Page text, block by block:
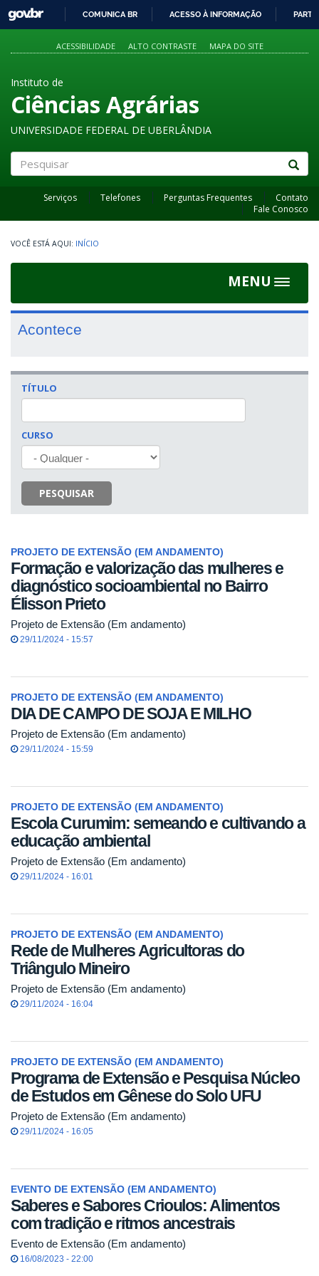
PARA
O
GOVBR
COMUNICA BR ACESSO À INFORMAÇÃO
ACESSIBILIDADE ALTO CONTRASTE MAPA DO SITE
Instituto de
Ciências Agrárias
UNIVERSIDADE FEDERAL DE UBERLÂNDIA
Serviços Telefones Perguntas Frequentes
Contato
Fale Conosco
INÍCIO
MENU
Toggle
Acontece
TÍTULO
CURSO
PESQUISAR
PROJETO DE EXTENSÃO (EM ANDAMENTO)
Formação e valorização das mulheres e
diagnóstico socioambiental no Bairro
Élisson Prieto
Projeto de Extensão (Em andamento)
29/11/2024 - 15:57
PROJETO DE EXTENSÃO (EM ANDAMENTO)
DIA DE CAMPO DE SOJA E MILHO
Projeto de Extensão (Em andamento)
29/11/2024 - 15:59
PROJETO DE EXTENSÃO (EM ANDAMENTO)
Escola Curumim: semeando e cultivando a
educação ambiental
Projeto de Extensão (Em andamento)
29/11/2024 - 16:01
PROJETO DE EXTENSÃO (EM ANDAMENTO)
Rede de Mulheres Agricultoras do
Triângulo Mineiro
Projeto de Extensão (Em andamento)
29/11/2024 - 16:04
PROJETO DE EXTENSÃO (EM ANDAMENTO)
Programa de Extensão e Pesquisa Núcleo
de Estudos em Gênese do Solo UFU
Projeto de Extensão (Em andamento)
29/11/2024 - 16:05
EVENTO DE EXTENSÃO (EM ANDAMENTO)
Saberes e Sabores Crioulos: Alimentos
com tradição e ritmos ancestrais
Evento de Extensão (Em andamento)
16/08/2023 - 22:00